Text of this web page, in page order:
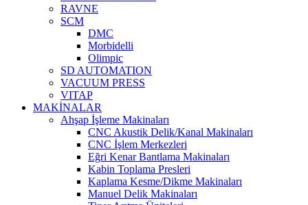
RAVNE
SCM
DMC
Morbidelli
Olimpic
SD AUTOMATION
VACUUM PRESS
VITAP
MAKİNALAR
Ahşap İşleme Makinaları
CNC Akustik Delik/Kanal Makinaları
CNC İşlem Merkezleri
Eğri Kenar Bantlama Makinaları
Kabin Toplama Presleri
Kaplama Kesme/Dikme Makinaları
Manuel Delik Makinaları